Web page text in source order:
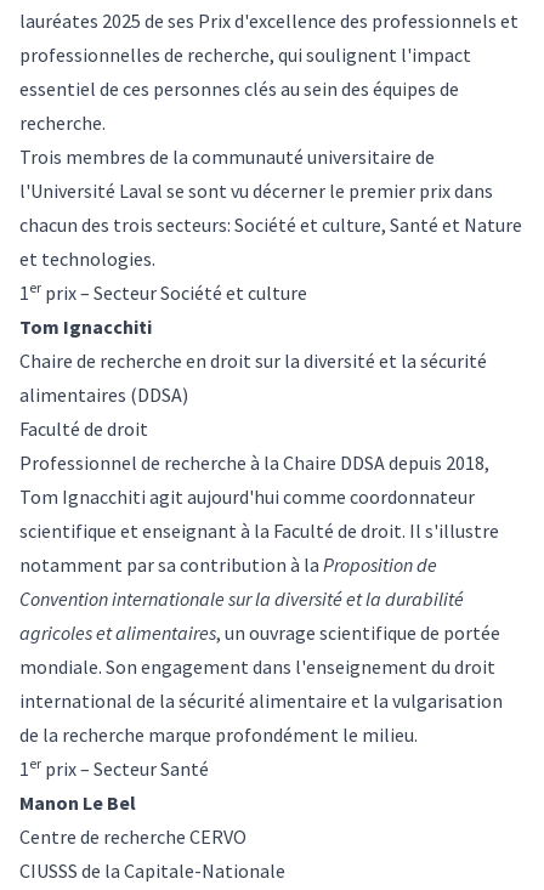
lauréates 2025 de ses Prix d'excellence des professionnels et
professionnelles de recherche, qui soulignent l'impact
essentiel de ces personnes clés au sein des équipes de
recherche.
Trois membres de la communauté universitaire de
l'Université Laval se sont vu décerner le premier prix dans
chacun des trois secteurs: Société et culture, Santé et Nature
et technologies.
1 er prix – Secteur Société et culture
Tom Ignacchiti
Chaire de recherche en droit sur la diversité et la sécurité
alimentaires (DDSA)
Faculté de droit
Professionnel de recherche à la Chaire DDSA depuis 2018,
Tom Ignacchiti agit aujourd'hui comme coordonnateur
scientifique et enseignant à la Faculté de droit. Il s'illustre
notamment par sa contribution à la Proposition de
Convention internationale sur la diversité et la durabilité
agricoles et alimentaires, un ouvrage scientifique de portée
mondiale. Son engagement dans l'enseignement du droit
international de la sécurité alimentaire et la vulgarisation
de la recherche marque profondément le milieu.
1 er prix – Secteur Santé
Manon Le Bel
Centre de recherche CERVO
CIUSSS de la Capitale-Nationale